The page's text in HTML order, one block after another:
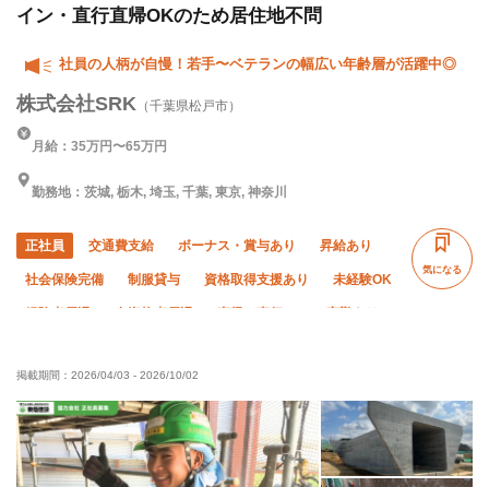
イン・直行直帰OKのため居住地不問
社員の人柄が自慢！若手〜ベテランの幅広い年齢層が活躍中◎
株式会社SRK （千葉県松戸市）
月給：35万円〜65万円
勤務地：茨城, 栃木, 埼玉, 千葉, 東京, 神奈川
正社員 交通費支給 ボーナス・賞与あり 昇給あり
社会保険完備 制服貸与 資格取得支援あり 未経験OK
経験者優遇 有資格者優遇 直帰・直行OK 夜勤あり
土日休み
気になる
掲載期間： 2026/04/03 - 2026/10/02